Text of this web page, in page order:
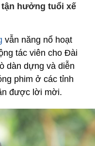
tận hưởng tuổi xế
vẫn năng nổ hoạt
tác viên cho Đài
dàn dựng và diễn
phim ở các tỉnh
được lời mời.